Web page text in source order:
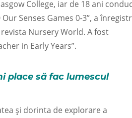
College, iar de 18 ani
Senses Games 0-3”, a
Nursery World. A fost
in Early Years”.
place să fac lumescul
și dorinta de explorare a